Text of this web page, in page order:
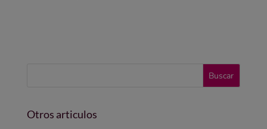
Otros articulos